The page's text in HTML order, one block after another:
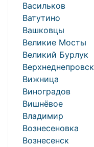
Васильков
Ватутино
Вашковцы
Великие Мосты
Великий Бурлук
Верхнеднепровск
Вижница
Виноградов
Вишнёвое
Владимир
Вознесеновка
Вознесенск